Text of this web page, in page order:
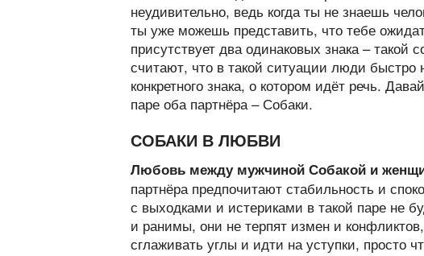
неудивительно, ведь когда ты не знаешь
ты уже можешь представить, что тебе
присутствует два одинаковых знака – такой
считают, что в такой ситуации люди быстро
конкретного знака, о котором идёт речь.
паре оба партнёра – Собаки.
СОБАКИ В ЛЮБВИ
Любовь между мужчиной Собакой и
партнёра предпочитают стабильность и
с выходками и истериками в такой паре не
и ранимы, они не терпят измен и
сглаживать углы и идти на уступки, просто